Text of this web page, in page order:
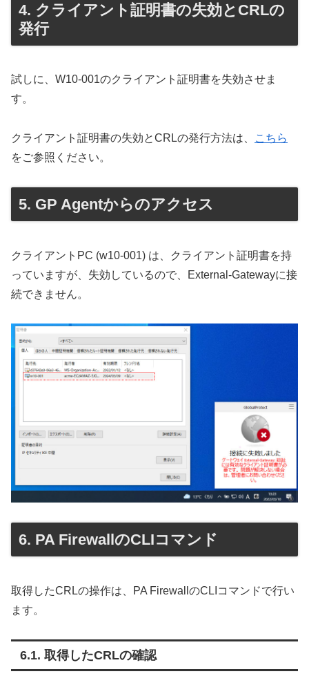
クライアント証明書の失効とCRLの
発行
試しに、W10-001のクライアント証明書を失効させま
す。
クライアント証明書の失効とCRLの発行方法は、
こちら
をご参照ください。
GP Agentからのアクセス
クライアントPC (w10-001) は、クライアント証明書を持
っていますが、失効しているので、External-Gatewayに接
続できません。
PA FirewallのCLIコマンド
取得したCRLの操作は、PA FirewallのCLIコマンドで行い
ます。
取得したCRLの確認